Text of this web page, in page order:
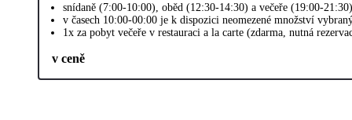
snídaně (7:00-10:00), oběd (12:30-14:30) a večeře (19:00-
v časech 10:00-00:00 je k dispozici neomezené množství
1x za pobyt večeře v restauraci a la carte (zdarma, nutná
v ceně